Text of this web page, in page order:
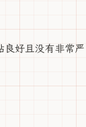
良好且没有非常严